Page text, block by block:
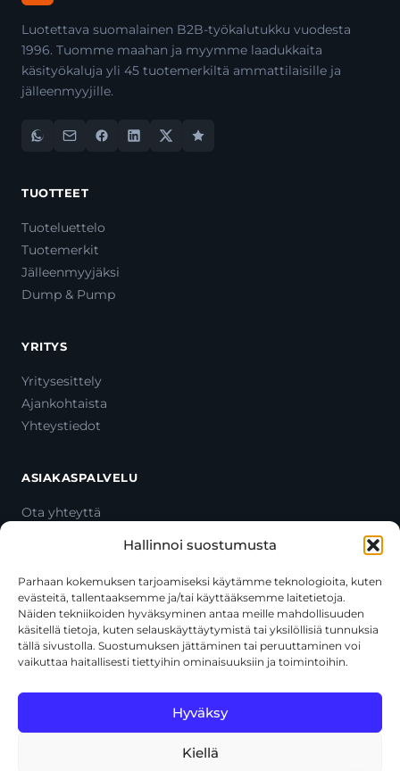
Hallinnoi suostumusta
Parhaan kokemuksen tarjoamiseksi käytämme teknologioita, kuten
evästeitä, tallentaaksemme ja/tai käyttääksemme laitetietoja.
Näiden tekniikoiden hyväksyminen antaa meille mahdollisuuden
käsitellä tietoja, kuten selauskäyttäytymistä tai yksilöllisiä tunnuksia
tällä sivustolla. Suostumuksen jättäminen tai peruuttaminen voi
vaikuttaa haitallisesti tiettyihin ominaisuuksiin ja toimintoihin.
Hyväksy
Kiellä
Luotettava suomalainen B2B-työkalutukku vuodesta
1996. Tuomme maahan ja myymme laadukkaita
käsityökaluja yli 45 tuotemerkiltä ammattilaisille ja
jälleenmyyjille.
TUOTTEET
Tuoteluettelo
Tuotemerkit
Jälleenmyyjäksi
Dump & Pump
YRITYS
Yritysesittely
Ajankohtaista
Yhteystiedot
ASIAKASPALVELU
Ota yhteyttä
Toimitustavat
Usein kysytyt kysymykset
+358 44 270 3795
asiakaspalvelu@toolcat.fi
käyttöehtoja.